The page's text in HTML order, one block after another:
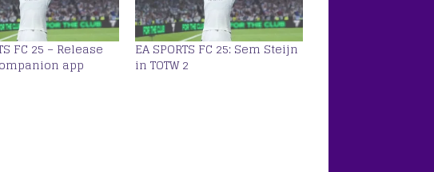
FC 25 – Release
app
EA SPORTS FC 25: Sem Steijn
in TOTW 2